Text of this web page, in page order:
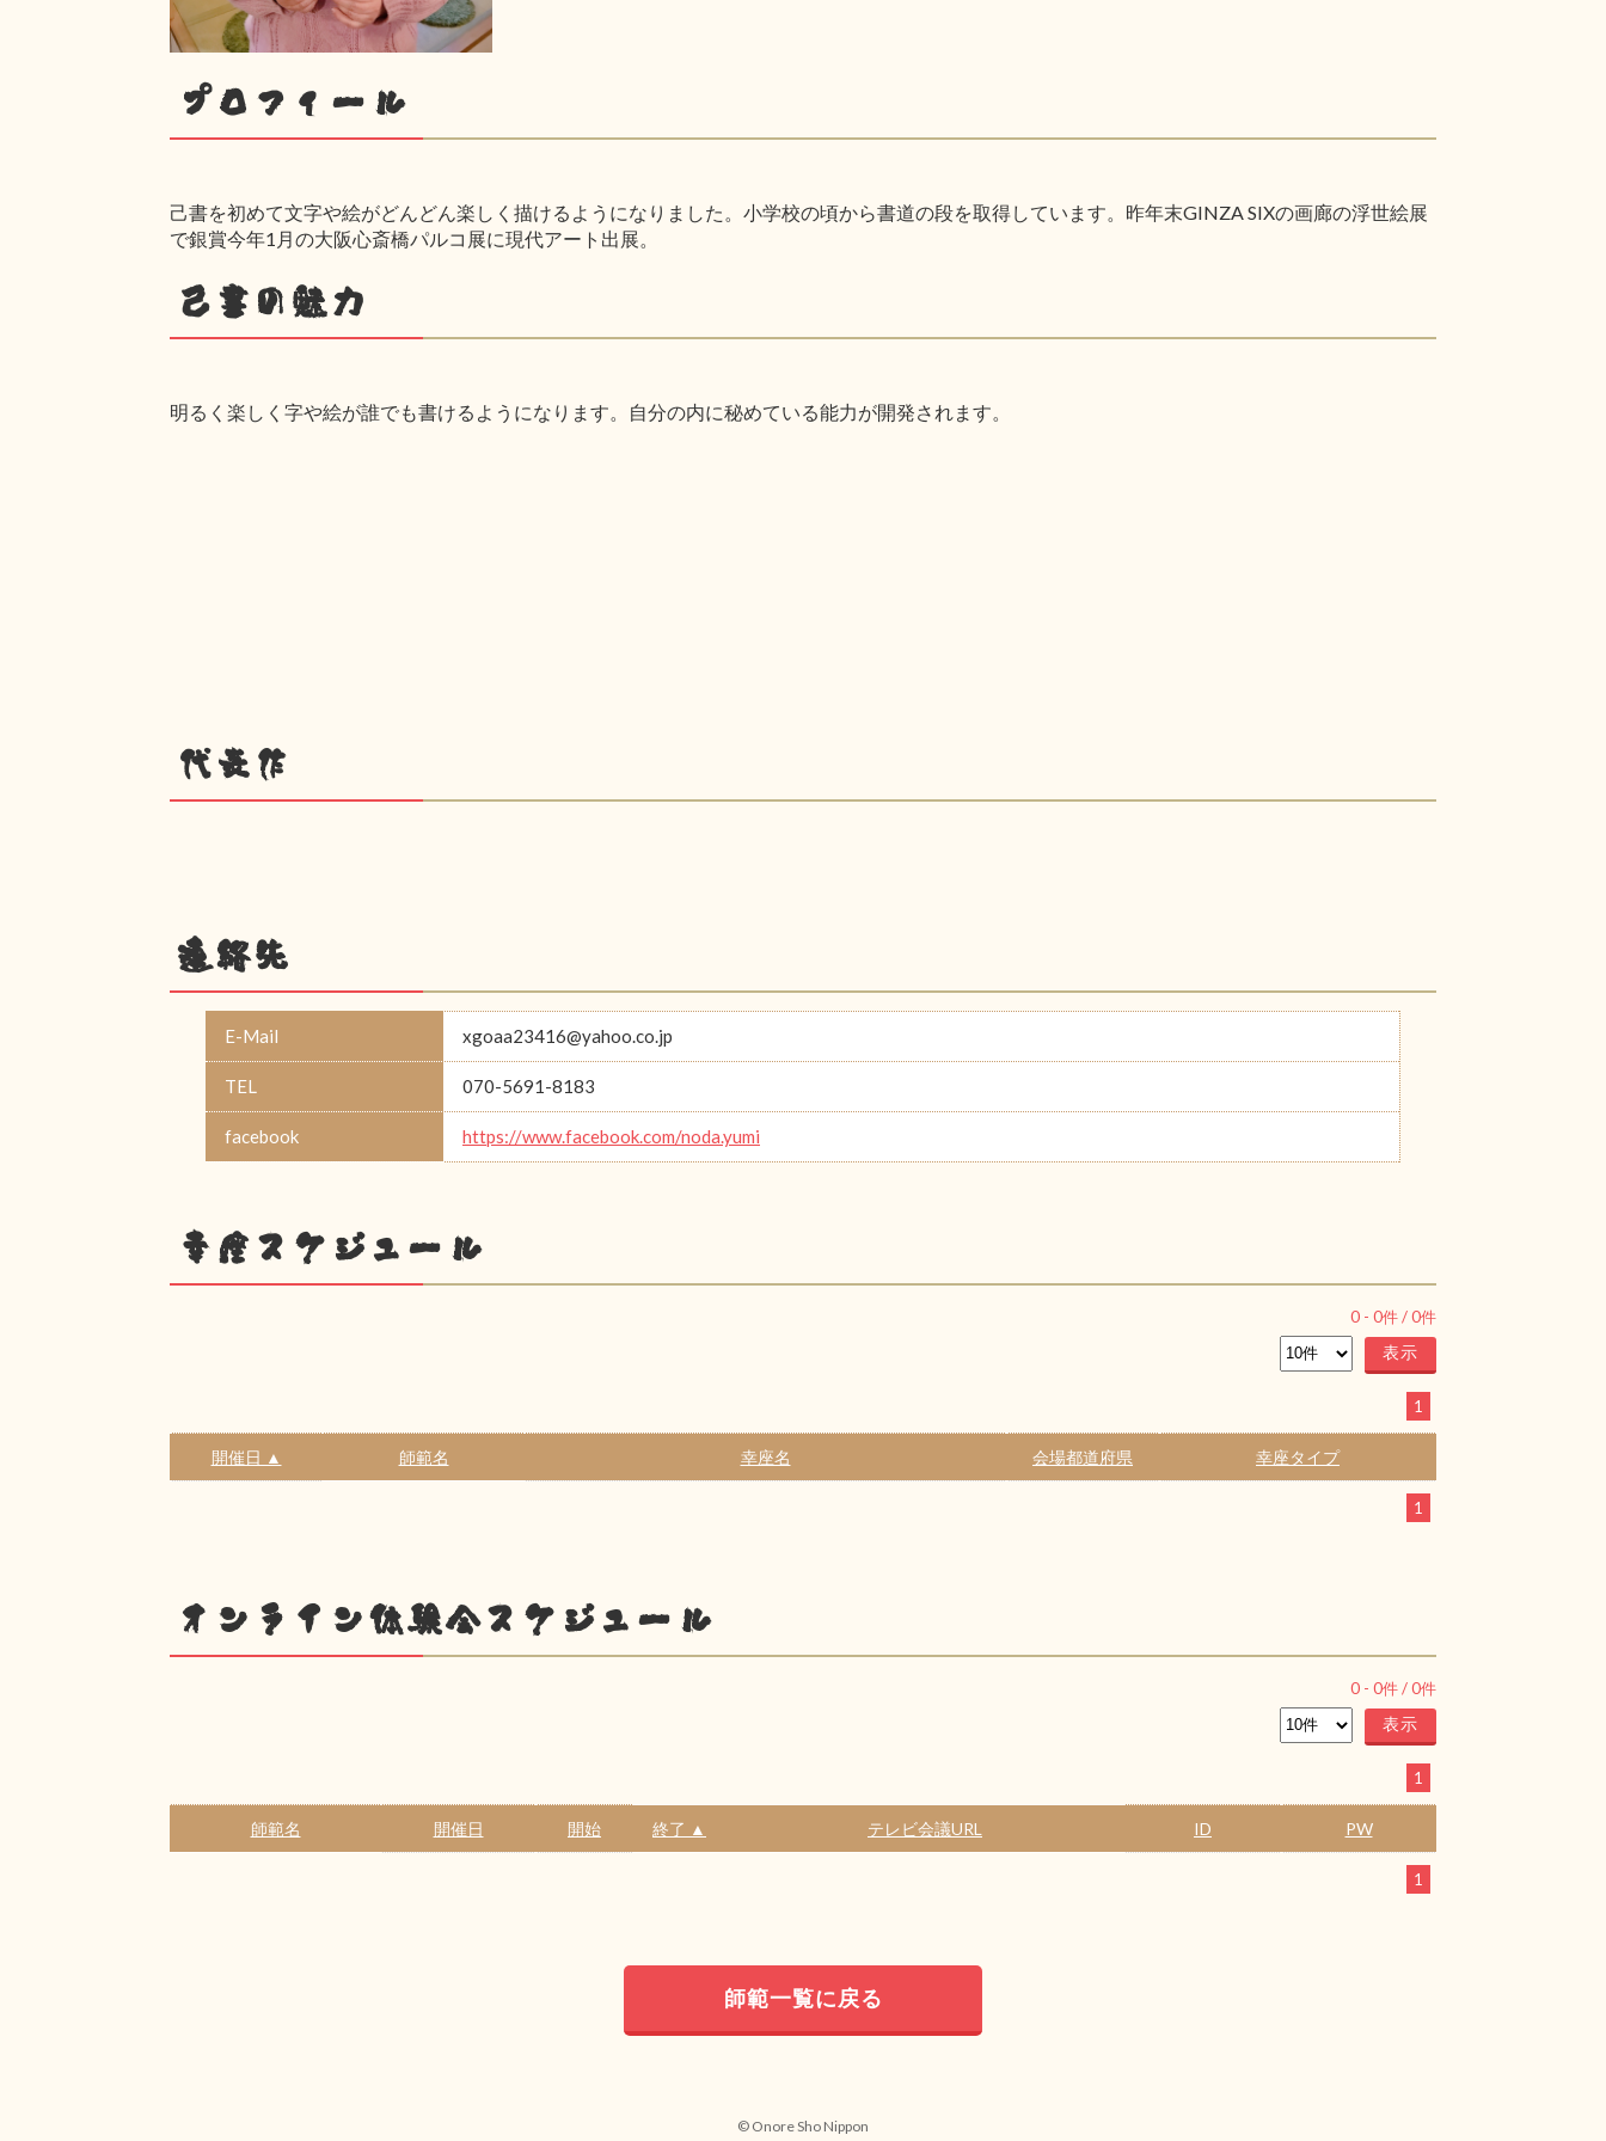
プロフィール
己書を初めて文字や絵がどんどん楽しく描けるようになりました。小学校の頃から書道の段を取得しています。昨年末GINZA SIXの画廊の浮世絵展
で銀賞今年1月の大阪心斎橋パルコ展に現代アート出展。
己書の魅力
明るく楽しく字や絵が誰でも書けるようになります。自分の内に秘めている能力が開発されます。
代表作
連絡先
E-Mail xgoaa23416@yahoo.co.jp
TEL 070-5691-8183
facebook https://www.facebook.com/noda.yumi
幸座スケジュール
0 - 0件 /0件
1
開催日 ▲ 師範名 幸座名 会場都道府県 幸座タイプ
1
オンライン体験会スケジュール
0 - 0件 /0件
1
師範名 開催日 開始 終了 ▲ テレビ会議URL ID PW
1
師範一覧に戻る
© Onore Sho Nippon